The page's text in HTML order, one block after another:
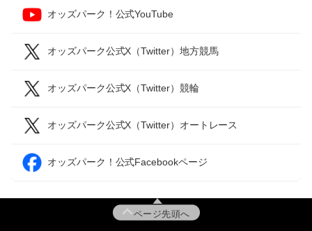
オッズパーク！公式YouTube
オッズパーク公式X（Twitter）地方競馬
オッズパーク公式X（Twitter）競輪
オッズパーク公式X（Twitter）オートレース
オッズパーク！公式Facebookページ
ページ先頭へ